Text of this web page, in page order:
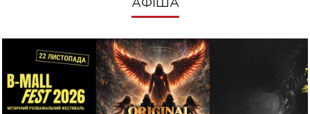
АФІША